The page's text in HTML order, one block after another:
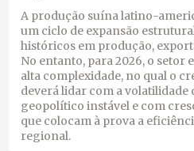
A produção suína latino-
um ciclo de expansão
históricos em produção,
No entanto, para 2026, o setor
alta complexidade, no qual o
deverá lidar com a volatilidade
geopolítico instável e com
que colocam à prova a
regional.